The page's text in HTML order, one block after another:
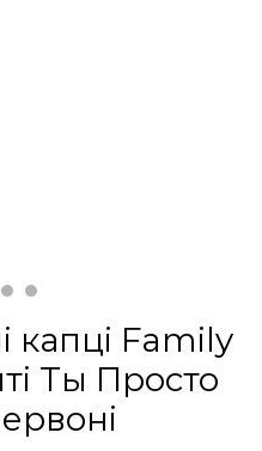
капці Family
Ты Просто